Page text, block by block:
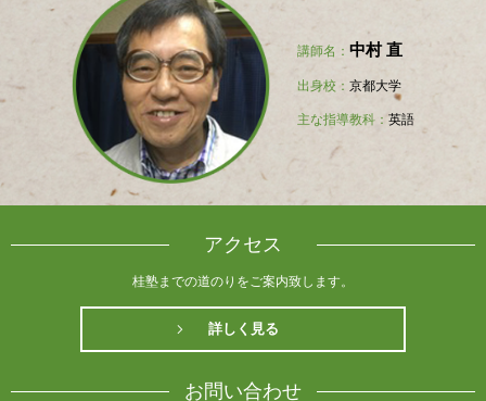
講師名：中村 直
出身校：京都大学
主な指導教科：英語
アクセス
桂塾までの道のりをご案内致します。
詳しく見る
お問い合わせ